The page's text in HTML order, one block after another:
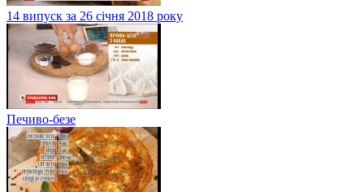
14 випуск за 26 січня 2018 року
Печиво-безе